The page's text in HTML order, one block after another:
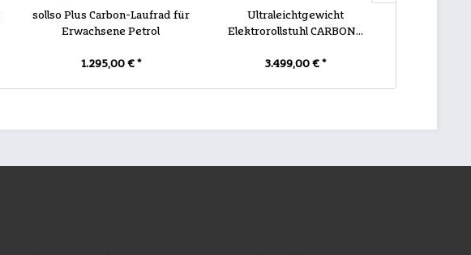
sollso Plus Carbon-Laufrad für
Erwachsene Petrol
1.295,00 € *
Ultraleichtgewicht
Elektrorollstuhl CARBON...
3.499,00 € *